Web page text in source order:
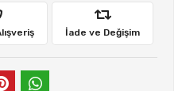
İade ve Değişim